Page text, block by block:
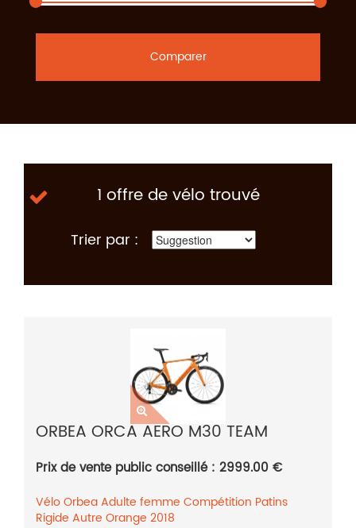
Comparer
1 offre de vélo trouvé
Trier par :
ORBEA ORCA AERO M30 TEAM
Prix de vente public conseillé : 2999.00 €
VéloOrbeaAdulte femme Compétition Patins
Rigide Autre Orange 2018